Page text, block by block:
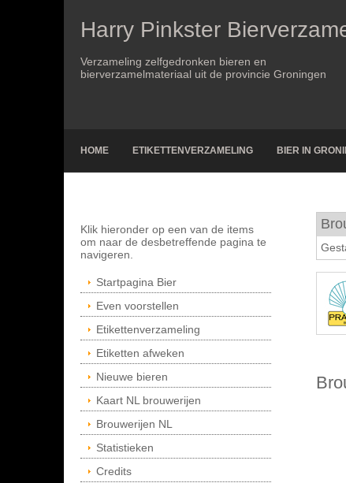
Harry Pinkster
Verzameling zelfgedronken bieren en
bierverzamelmateriaal uit de provincie Groningen
HOME ETIKETTENVERZAMELING BIER IN
Klik hieronder op een van de items
om naar de desbetreffende pagina te
navigeren.
Startpagina Bier
Even voorstellen
Etikettenverzameling
Etiketten afweken
Nieuwe bieren
Kaart NL brouwerijen
Brouwerijen NL
Statistieken
Credits